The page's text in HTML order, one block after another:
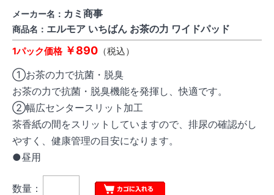
メーカー名： カミ商事
商品名： エルモア いちばん お茶の力 ワイドパッド
1パック価格￥890 （税込）
①お茶の力で抗菌・脱臭
お茶の力で抗菌・脱臭機能を発揮し、快適です。
②幅広センタースリット加工
茶香紙の間をスリットしていますので、排尿の確認がし
やすく、健康管理の目安になります。
●昼用
数量：